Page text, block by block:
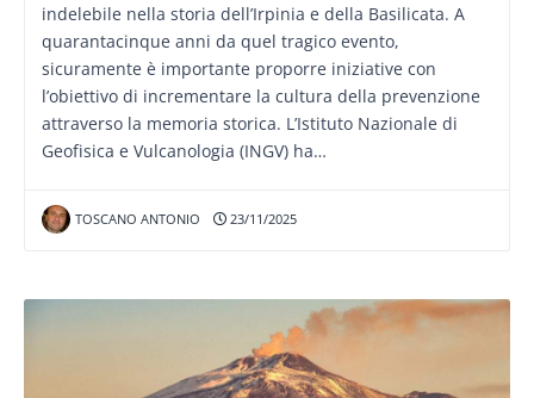
indelebile nella storia dell’Irpinia e della Basilicata. A
quarantacinque anni da quel tragico evento,
sicuramente è importante proporre iniziative con
l’obiettivo di incrementare la cultura della prevenzione
attraverso la memoria storica. L’Istituto Nazionale di
Geofisica e Vulcanologia (INGV) ha…
TOSCANO ANTONIO 23/11/2025